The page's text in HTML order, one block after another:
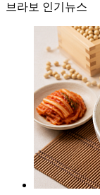
브라보 인기뉴스